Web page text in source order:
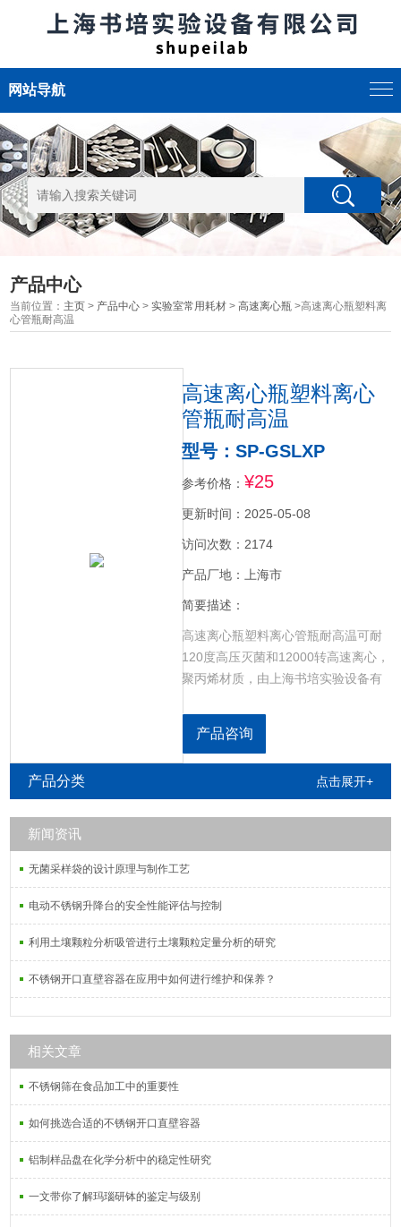
网站导航
产品中心
当前位置： 主页 > 产品中心 >实验室常用耗材 >高速离心瓶 >高速离心瓶塑料离
心管瓶耐高温
高速离心瓶塑料离心
管瓶耐高温
型号：SP-GSLXP
参考价格： ¥25
更新时间：2025-05-08
访问次数：2174
产品厂地：上海市
简要描述：
高速离心瓶塑料离心管瓶耐高温可耐
120度高压灭菌和12000转高速离心，
聚丙烯材质，由上海书培实验设备有
产品咨询
产品分类 点击展开+
新闻资讯
无菌采样袋的设计原理与制作工艺
电动不锈钢升降台的安全性能评估与控制
利用土壤颗粒分析吸管进行土壤颗粒定量分析的研究
不锈钢开口直壁容器在应用中如何进行维护和保养？
相关文章
不锈钢筛在食品加工中的重要性
如何挑选合适的不锈钢开口直壁容器
铝制样品盘在化学分析中的稳定性研究
一文带你了解玛瑙研钵的鉴定与级别